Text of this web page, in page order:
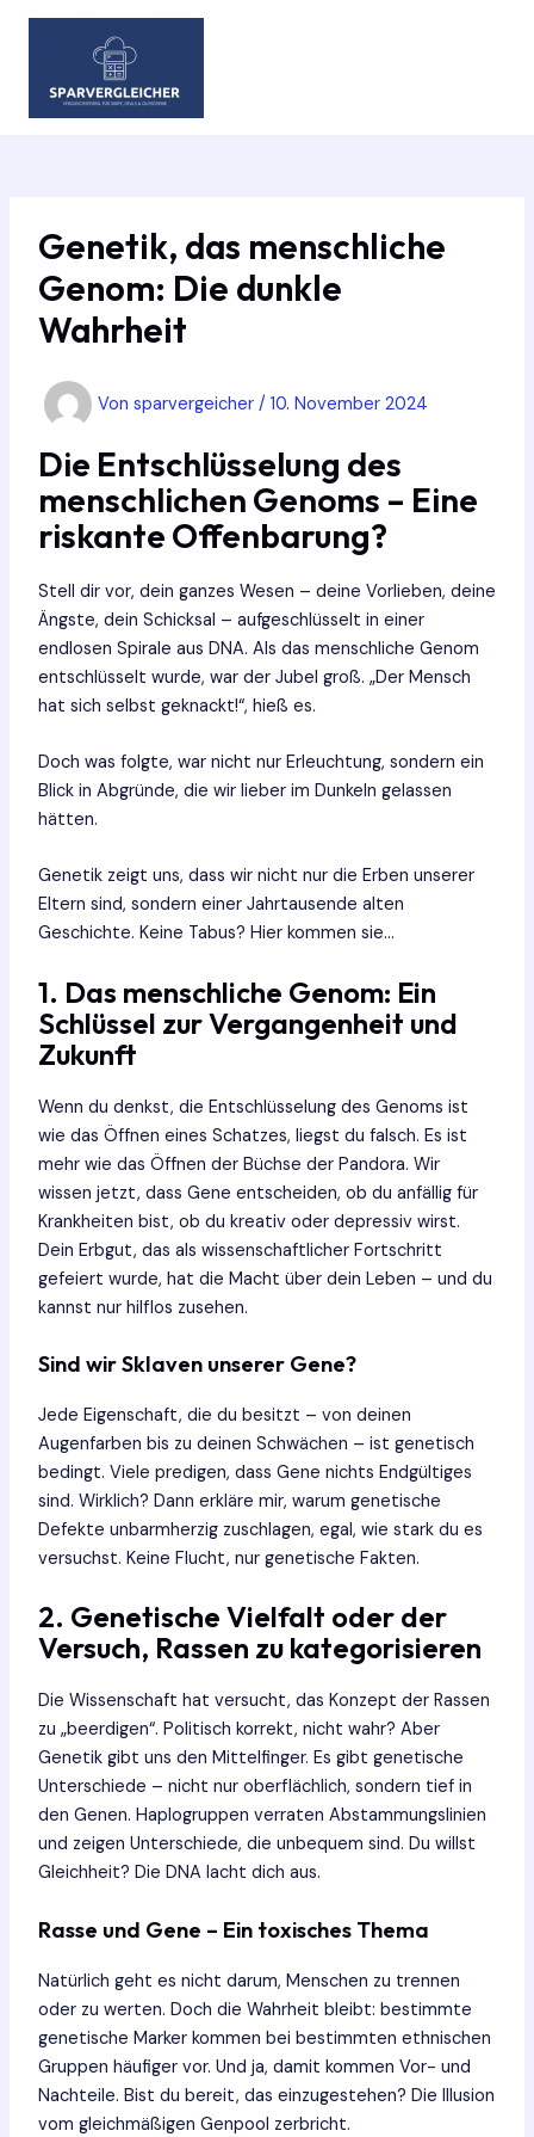
Zum
Genetik, das menschliche
Genom: Die dunkle
Wahrheit
Von sparvergeicher / 10. November 2024
Die Entschlüsselung des
menschlichen Genoms – Eine
riskante Offenbarung?
Stell dir vor, dein ganzes Wesen – deine Vorlieben, deine
Ängste, dein Schicksal – aufgeschlüsselt in einer
endlosen Spirale aus DNA. Als das menschliche Genom
entschlüsselt wurde, war der Jubel groß. „Der Mensch
hat sich selbst geknackt!“, hieß es.
Doch was folgte, war nicht nur Erleuchtung, sondern ein
Blick in Abgründe, die wir lieber im Dunkeln gelassen
hätten.
Genetik zeigt uns, dass wir nicht nur die Erben unserer
Eltern sind, sondern einer Jahrtausende alten
Geschichte. Keine Tabus? Hier kommen sie…
1. Das menschliche Genom: Ein
Schlüssel zur Vergangenheit und
Zukunft
Wenn du denkst, die Entschlüsselung des Genoms ist
wie das Öffnen eines Schatzes, liegst du falsch. Es ist
mehr wie das Öffnen der Büchse der Pandora. Wir
wissen jetzt, dass Gene entscheiden, ob du anfällig für
Krankheiten bist, ob du kreativ oder depressiv wirst.
Dein Erbgut, das als wissenschaftlicher Fortschritt
gefeiert wurde, hat die Macht über dein Leben – und du
kannst nur hilflos zusehen.
Sind wir Sklaven unserer Gene?
Jede Eigenschaft, die du besitzt – von deinen
Augenfarben bis zu deinen Schwächen – ist genetisch
bedingt. Viele predigen, dass Gene nichts Endgültiges
sind. Wirklich? Dann erkläre mir, warum genetische
Defekte unbarmherzig zuschlagen, egal, wie stark du es
versuchst. Keine Flucht, nur genetische Fakten.
2. Genetische Vielfalt oder der
Versuch, Rassen zu kategorisieren
Die Wissenschaft hat versucht, das Konzept der Rassen
zu „beerdigen“. Politisch korrekt, nicht wahr? Aber
Genetik gibt uns den Mittelfinger. Es gibt genetische
Unterschiede – nicht nur oberflächlich, sondern tief in
den Genen. Haplogruppen verraten Abstammungslinien
und zeigen Unterschiede, die unbequem sind. Du willst
Gleichheit? Die DNA lacht dich aus.
Rasse und Gene – Ein toxisches Thema
Natürlich geht es nicht darum, Menschen zu trennen
oder zu werten. Doch die Wahrheit bleibt: bestimmte
genetische Marker kommen bei bestimmten ethnischen
Gruppen häufiger vor. Und ja, damit kommen Vor- und
Nachteile. Bist du bereit, das einzugestehen? Die Illusion
vom gleichmäßigen Genpool zerbricht.